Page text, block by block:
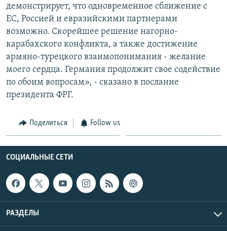
демонстрирует, что одновременное сближение с
ЕС, Россией и евразийскими партнерами
возможно. Скорейшее решение нагорно-
карабахского конфликта, а также достижение
армяно-турецкого взаимопонимания - желание
моего сердца. Германия продолжит свое содействие
по обоим вопросам», - сказано в послание
президента ФРГ.
Поделиться Follow us
СОЦИАЛЬНЫЕ СЕТИ
РАЗДЕЛЫ